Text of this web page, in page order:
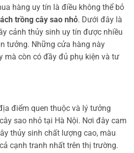
hàng uy tín là điều không thể bỏ
trồng cây sao nhỏ. Dưới đây là
cảnh thủy sinh uy tín được nhiều
tưởng. Những cửa hàng này
mà còn có đầy đủ phụ kiện và tư
điểm quen thuộc và lý tưởng
sao nhỏ tại Hà Nội. Nơi đây cam
thủy sinh chất lượng cao, màu
cạnh tranh nhất trên thị trường.